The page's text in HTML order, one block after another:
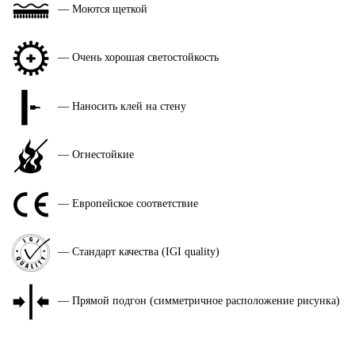
— Моются щеткой
— Очень хорошая светостойкость
— Наносить клей на стену
— Огнестойкие
— Европейское соответствие
— Стандарт качества (IGI quality)
— Прямой подгон (симметричное расположение рисунка)